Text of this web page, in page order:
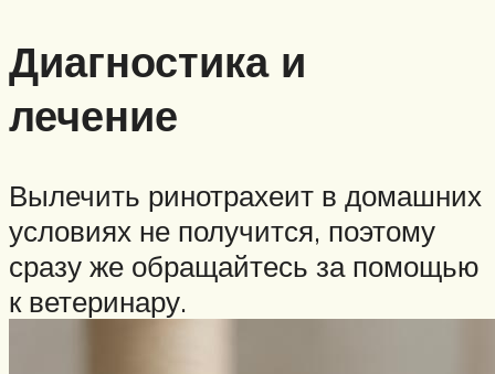
Диагностика и
лечение
Вылечить ринотрахеит в домашних
условиях не получится, поэтому
сразу же обращайтесь за помощью
к ветеринару.